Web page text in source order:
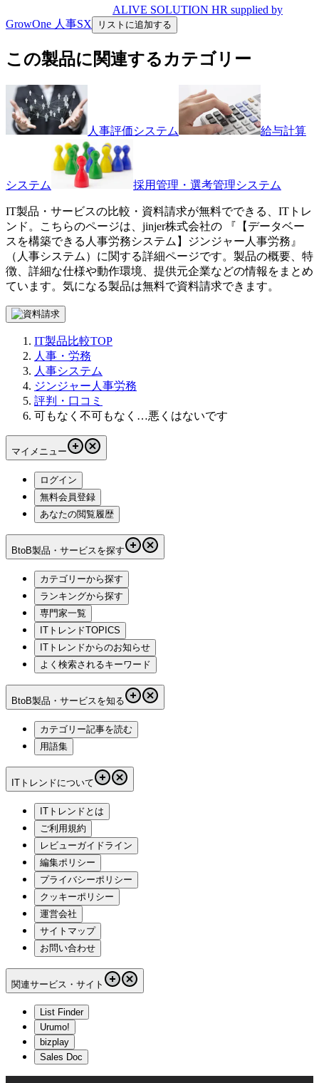
ALIVE SOLUTION HR supplied by
GrowOne 人事SX
リストに追加する
この製品に関連するカテゴリー
人事評価システム 給与計算
システム 採用管理・選考管理システム
IT製品・サービスの比較・資料請求が無料でできる、ITトレ
ンド。こちらのページは、 jinjer株式会社の 『 【データベー
スを構築できる人事労務システム】
ジンジャー人事労務 』
（ 人事システム ）に関する詳細ページです。製品の概要、特
徴、詳細な仕様や動作環境、提供元企業などの情報をまとめ
ています。気になる製品は無料で資料請求できます。
IT製品比較TOP
人事・労務
人事システム
ジンジャー人事労務
評判・口コミ
可もなく不可もなく…悪くはないです
マイメニュー
ログイン
無料会員登録
あなたの閲覧履歴
BtoB製品・サービスを探す
カテゴリーから探す
ランキングから探す
専門家一覧
ITトレンドTOPICS
ITトレンドからのお知らせ
よく検索されるキーワード
BtoB製品・サービスを知る
カテゴリー記事を読む
用語集
ITトレンドについて
ITトレンドとは
ご利用規約
レビューガイドライン
編集ポリシー
プライバシーポリシー
クッキーポリシー
運営会社
サイトマップ
お問い合わせ
関連サービス・サイト
List Finder
Urumo!
bizplay
Sales Doc